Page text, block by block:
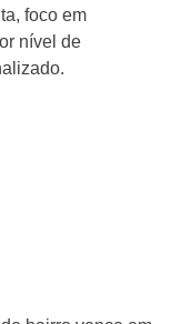
foco em
nível de